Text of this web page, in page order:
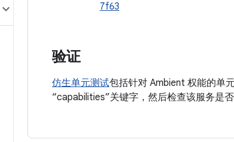
7f63
验证
仿生单元测试包括针对 Ambient 权能的单
“capabilities”关键字，然后检查该服务是